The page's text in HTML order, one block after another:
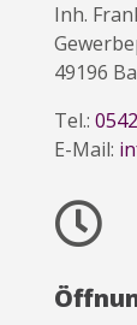
Inh.
49196
Tel.:
E-Mail:
